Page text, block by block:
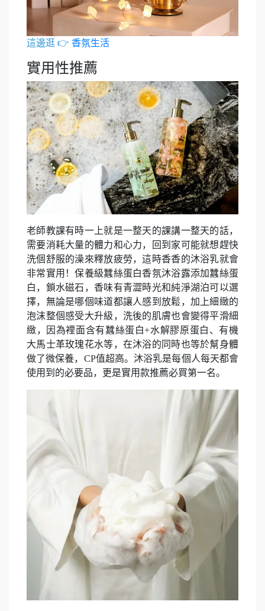
這邊逛 👉 香氛生活
實用性推薦
老師教課有時一上就是一整天的課講一整天的話，
需要消耗大量的體力和心力，回到家可能就想趕快
洗個舒服的澡來釋放疲勞，這時香香的沐浴乳就會
非常實用！保養級蠶絲蛋白香氛沐浴露添加蠶絲蛋
白，鎖水磁石，香味有青澀時光和純淨湖泊可以選
擇，無論是哪個味道都讓人感到放鬆，加上細緻的
泡沫整個感受大升級，洗後的肌膚也會變得平滑細
緻，因為裡面含有蠶絲蛋白+水解膠原蛋白、有機
大馬士革玫瑰花水等，在沐浴的同時也等於幫身體
做了微保養，CP值超高。沐浴乳是每個人每天都會
使用到的必要品，更是實用款推薦必買第一名。